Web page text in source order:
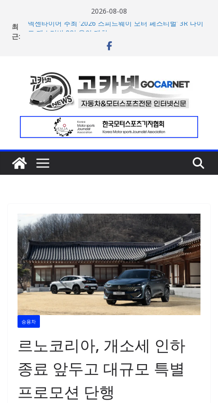
2026-08-08
최
근:
넥센타이어 주최 ‘2026 스피드웨이 모터 페스티벌’ 3R 나이
아우디, 405일 만에 완성한 초고성능 슈퍼카 ‘누볼라리’ 제
이션 엔진’ 공개
마일레, 코너링 쏠림·하체 소음 잡는 ‘스테빌라이저 링크’ 정
비 솔루션 제안
한온시스템, 캐나다 정부로부터 1,000만 캐나다달러 규모
지원 확보
승용차
르노코리아, 개소세 인하
종료 앞두고 대규모 특별
프로모션 단행